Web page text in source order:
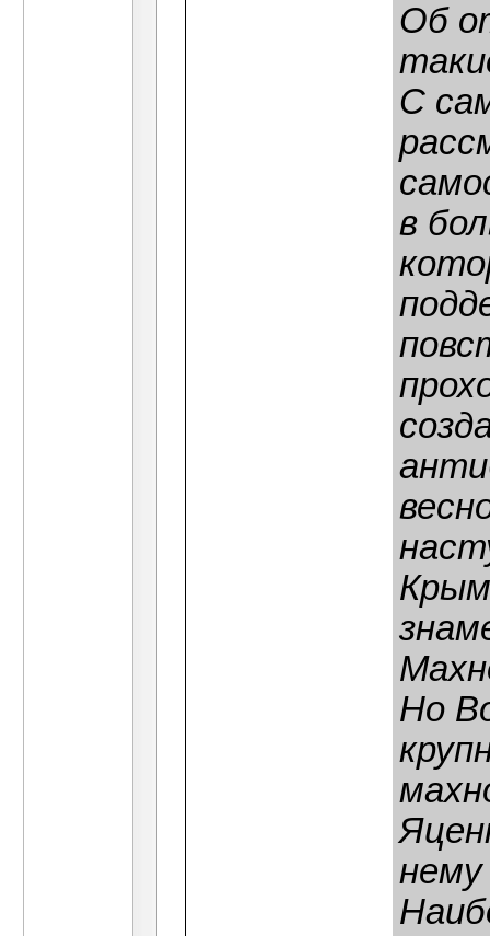
Об
С
в
Но